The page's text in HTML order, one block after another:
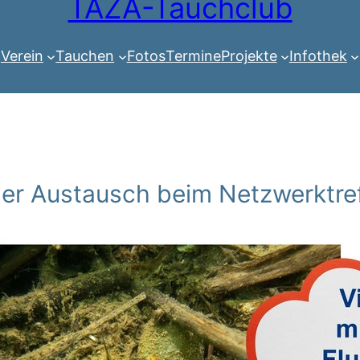
TAZA-Tauchclub
Verein Tauchen FotosTermineProjekte Infothek
Austausch beim